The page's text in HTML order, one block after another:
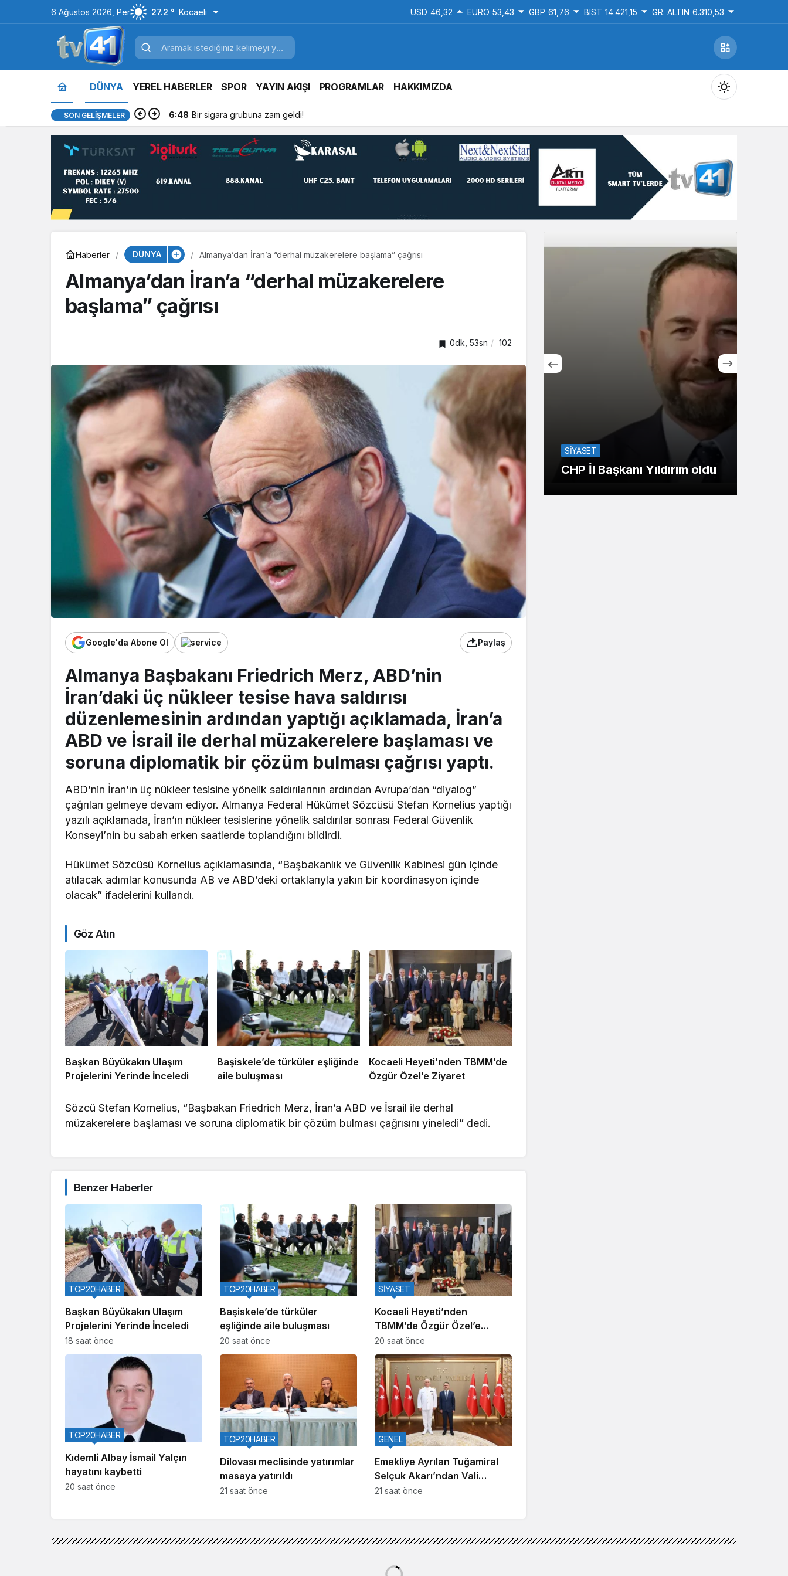
6 Ağustos 2026, Per 27.2 ° Kocaeli USD 46,32 EURO 53,43 GBP 61,76 BIST 14.421,15 GR. ALTIN 6.310,53
DÜNYA YEREL HABERLER SPOR YAYIN AKIŞI PROGRAMLAR HAKKIMIZDA
Gündüz Modu
Gündüz modunu seçin.
Sistem Modu
Sistem modunu seçin.
SON GELIŞMELER 6:48 Bir sigara grubuna zam geldi!
Haberler DÜNYA Almanya’dan İran’a “derhal müzakerelere başlama” çağrısı
Almanya’dan İran’a “derhal müzakerelere
başlama” çağrısı
0dk, 53sn 102
Google'da Abone Ol Paylaş
Almanya Başbakanı Friedrich Merz, ABD’nin
İran’daki üç nükleer tesise hava saldırısı
düzenlemesinin ardından yaptığı açıklamada, İran’a
ABD ve İsrail ile derhal müzakerelere başlaması ve
soruna diplomatik bir çözüm bulması çağrısı yaptı.
ABD’nin İran’ın üç nükleer tesisine yönelik saldırılarının ardından Avrupa’dan “diyalog”
çağrıları gelmeye devam ediyor. Almanya Federal Hükümet Sözcüsü Stefan Kornelius yaptığı
yazılı açıklamada, İran’ın nükleer tesislerine yönelik saldırılar sonrası Federal Güvenlik
Konseyi’nin bu sabah erken saatlerde toplandığını bildirdi.
Hükümet Sözcüsü Kornelius açıklamasında, “Başbakanlık ve Güvenlik Kabinesi gün içinde
atılacak adımlar konusunda AB ve ABD’deki ortaklarıyla yakın bir koordinasyon içinde
olacak” ifadelerini kullandı.
Göz Atın
Başkan Büyükakın Ulaşım
Projelerini Yerinde İnceledi
Başiskele’de türküler eşliğinde
aile buluşması
Kocaeli Heyeti’nden TBMM’de
Özgür Özel’e Ziyaret
Sözcü Stefan Kornelius, “Başbakan Friedrich Merz, İran’a ABD ve İsrail ile derhal
müzakerelere başlaması ve soruna diplomatik bir çözüm bulması çağrısını yineledi” dedi.
Benzer Haberler
Başkan Büyükakın Ulaşım
Projelerini Yerinde İnceledi
TOP20HABER
18 saat önce
Başiskele’de türküler
eşliğinde aile buluşması
TOP20HABER
20 saat önce
Kocaeli Heyeti’nden
TBMM’de Özgür Özel’e
Ziyaret
SİYASET
20 saat önce
Kıdemli Albay İsmail Yalçın
hayatını kaybetti
TOP20HABER
20 saat önce
Dilovası meclisinde yatırımlar
masaya yatırıldı
TOP20HABER
21 saat önce
Emekliye Ayrılan Tuğamiral
Selçuk Akarı’ndan Vali
Aktaş’a Veda Ziyareti
GENEL
21 saat önce
ASAYİŞ
Ece Naz’ın son anları
kamerada: Mutfakta ve
tencerede dikkat çeken saç
telleri
EKONOMİ
Bir sigara grubuna zam
geldi!
SİYASET
CHP İl Başkanı Yıldırım oldu